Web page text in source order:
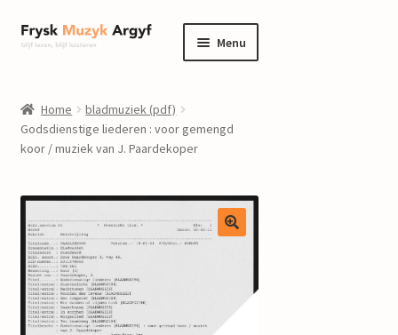
Ga
door
navigatie
Ga
naar
inhoud
Menu
informatie
Submenu
uitvouwen
Componisten
nieuws
events
Home
bladmuziek (pdf)
Godsdienstige liederen : voor gemengd
koor / muziek van J. Paardekoper